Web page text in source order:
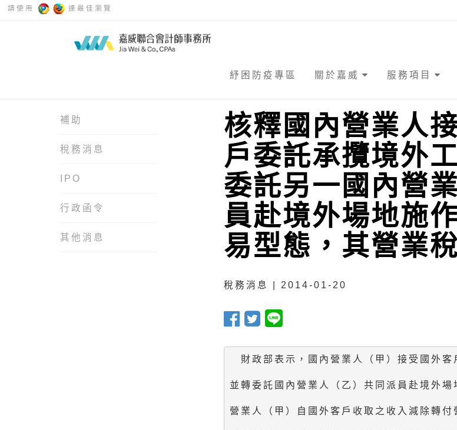
請使用 達最佳瀏覽
紓困防疫專區 關於嘉威 服務項目
補助
稅務消息
IPO
行政函令
其他消息
核釋國內營業人
戶委託承攬境外
委託另一國內營
員赴境外場地施
易型態，其營業
稅務消息 | 2014-01-20
財政部表示，國內營業人（甲）接受國外客
並轉委託國內營業人（乙）共同派員赴境外場
營業人（甲）自國外客戶收取之收入減除轉